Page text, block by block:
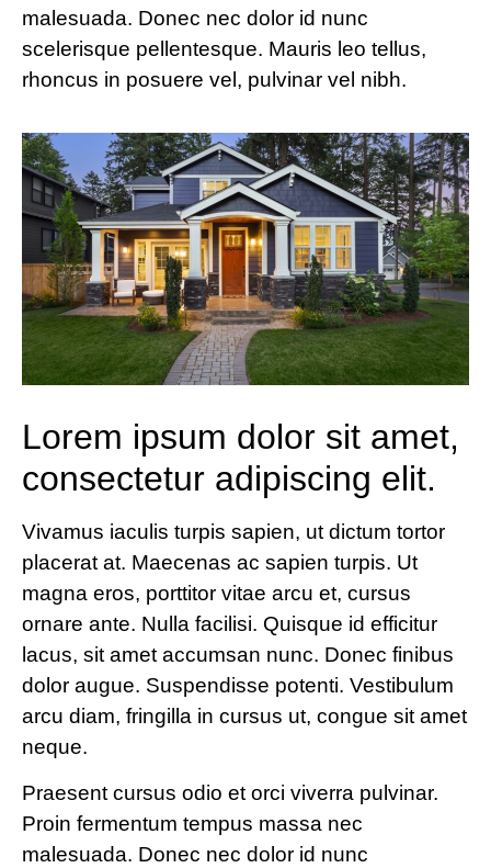
malesuada. Donec nec dolor id nunc
scelerisque pellentesque. Mauris leo tellus,
rhoncus in posuere vel, pulvinar vel nibh.
Lorem ipsum dolor sit amet,
consectetur adipiscing elit.
Vivamus iaculis turpis sapien, ut dictum tortor
placerat at. Maecenas ac sapien turpis. Ut
magna eros, porttitor vitae arcu et, cursus
ornare ante. Nulla facilisi. Quisque id efficitur
lacus, sit amet accumsan nunc. Donec finibus
dolor augue. Suspendisse potenti. Vestibulum
arcu diam, fringilla in cursus ut, congue sit amet
neque.
Praesent cursus odio et orci viverra pulvinar.
Proin fermentum tempus massa nec
malesuada. Donec nec dolor id nunc